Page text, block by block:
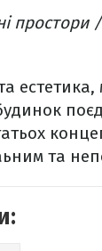
естетика,
та